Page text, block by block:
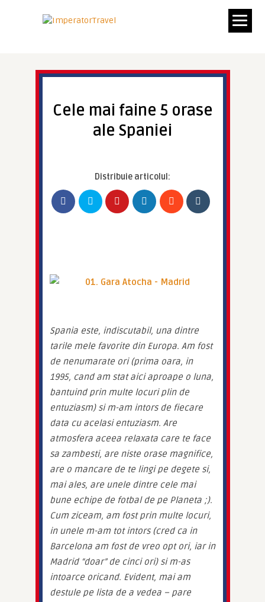
Cele mai faine 5 orase
ale Spaniei
Distribuie articolul:
Spania este, indiscutabil, una dintre
tarile mele favorite din Europa. Am fost
de nenumarate ori (prima oara, in
1995, cand am stat aici aproape o luna,
bantuind prin multe locuri plin de
entuziasm) si m-am intors de fiecare
data cu acelasi entuziasm. Are
atmosfera aceea relaxata care te face
sa zambesti, are niste orase magnifice,
are o mancare de te lingi pe degete si,
mai ales, are unele dintre cele mai
bune echipe de fotbal de pe Planeta ;).
Cum ziceam, am fost prin multe locuri,
in unele m-am tot intors (cred ca in
Barcelona am fost de vreo opt ori, iar in
Madrid “doar” de cinci ori) si m-as
intoarce oricand. Evident, mai am
destule pe lista de a vedea – pare